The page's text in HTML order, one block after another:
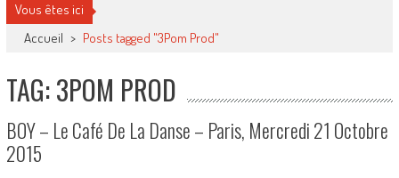
Vous êtes ici
Accueil > Posts tagged "3Pom Prod"
TAG: 3POM PROD
BOY – Le Café De La Danse – Paris, Mercredi 21 Octobre
2015